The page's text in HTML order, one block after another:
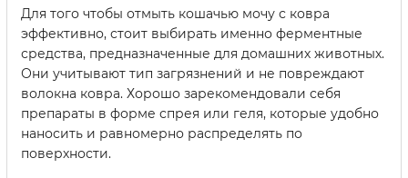
Для того чтобы отмыть кошачью мочу с ковра
эффективно, стоит выбирать именно ферментные
средства, предназначенные для домашних животных.
Они учитывают тип загрязнений и не повреждают
волокна ковра. Хорошо зарекомендовали себя
препараты в форме спрея или геля, которые удобно
наносить и равномерно распределять по
поверхности.